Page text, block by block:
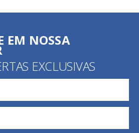
EM NOSSA
EXCLUSIVAS